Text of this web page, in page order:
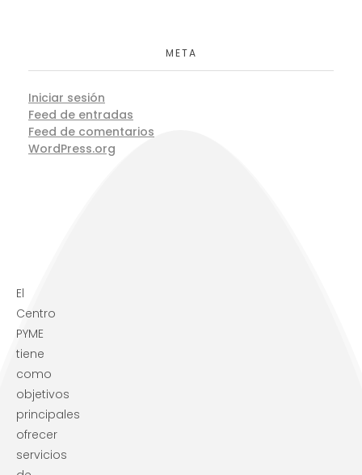
META
Iniciar sesión
Feed de entradas
Feed de comentarios
WordPress.org
El
Centro
PYME
tiene
como
objetivos
principales
ofrecer
servicios